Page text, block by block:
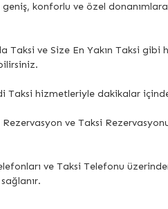
konforlu ve özel
Taksi ve Size En Yakın Taksi gibi
Taksi hizmetleriyle dakikalar
ve Taksi
ve Taksi Telefonu